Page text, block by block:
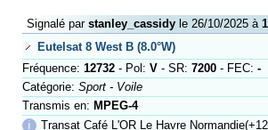
Signalé par stanley_cassidyle 26/10/2025 à
Eutelsat 8 West B (8.0°W)
Fréquence: 12732- Pol: V- SR: 7200- FEC: -
Catégorie: Sport - Voile
Transmis en: MPEG-4
ℹ
Transat Café L'OR Le Havre